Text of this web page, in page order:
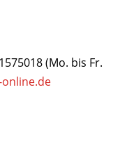
(Mo. bis Fr.